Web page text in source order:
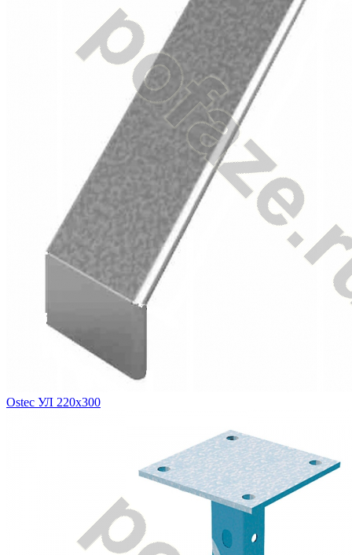
Ostec УЛ 220х300